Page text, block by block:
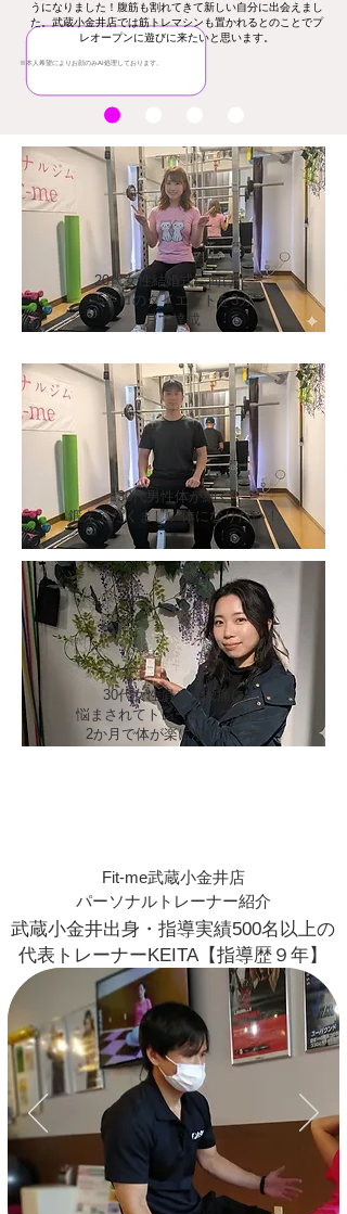
うになりました！腹筋も割れてきて新しい自分に出会えまし
た。武蔵小金井店では筋トレマシンも置かれるとのことでプ
レオープンに遊びに来たいと思います。
※​本人希望によりお顔のみAI処理しております。
​20代女性結婚式に向けて
-5キロのダイエットを3カ
月で達成
30代男性体が細く
​鍛えてたくましい体になりたい！
​30代女性肩こり腰痛に
​悩まされてトレーニング開始！
​2か月で体が楽になりました
​Fit-me武蔵小金井店
​パーソナルトレーナー紹介
武蔵小金井出身・指導実績500名以上の
代表 トレーナーKEITA【指導歴９年】